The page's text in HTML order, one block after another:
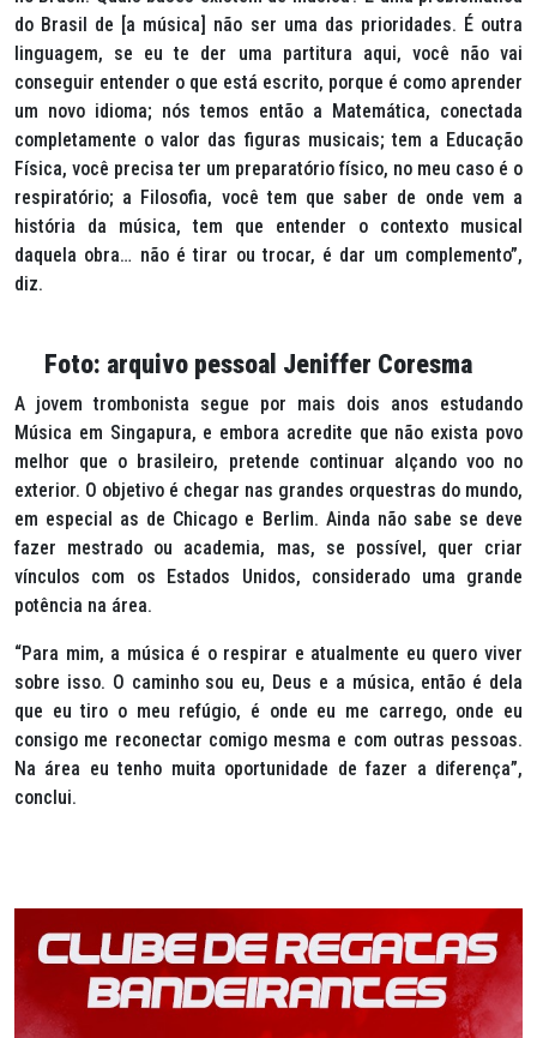
do Brasil de [a música] não ser uma das prioridades. É outra
linguagem, se eu te der uma partitura aqui, você não vai
conseguir entender o que está escrito, porque é como aprender
um novo idioma; nós temos então a Matemática, conectada
completamente o valor das figuras musicais; tem a Educação
Física, você precisa ter um preparatório físico, no meu caso é o
respiratório; a Filosofia, você tem que saber de onde vem a
história da música, tem que entender o contexto musical
daquela obra… não é tirar ou trocar, é dar um complemento”,
diz.
Foto: arquivo pessoal Jeniffer Coresma
A jovem trombonista segue por mais dois anos estudando
Música em Singapura, e embora acredite que não exista povo
melhor que o brasileiro, pretende continuar alçando voo no
exterior. O objetivo é chegar nas grandes orquestras do mundo,
em especial as de Chicago e Berlim. Ainda não sabe se deve
fazer mestrado ou academia, mas, se possível, quer criar
vínculos com os Estados Unidos, considerado uma grande
potência na área.
“Para mim, a música é o respirar e atualmente eu quero viver
sobre isso. O caminho sou eu, Deus e a música, então é dela
que eu tiro o meu refúgio, é onde eu me carrego, onde eu
consigo me reconectar comigo mesma e com outras pessoas.
Na área eu tenho muita oportunidade de fazer a diferença”,
conclui.